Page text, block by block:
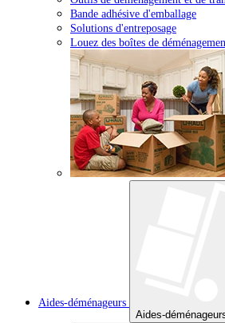
Bande adhésive d'emballage
Solutions d'entreposage
Louez des boîtes de
Aides-déménageurs
Aides-